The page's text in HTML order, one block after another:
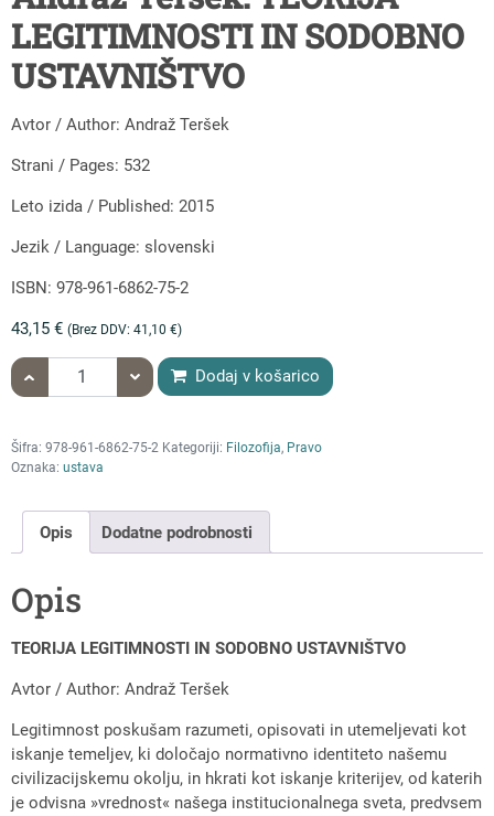
LEGITIMNOSTI IN SODOBNO
USTAVNIŠTVO
Avtor / Author: Andraž Teršek
Strani / Pages: 532
Leto izida / Published: 2015
Jezik / Language: slovenski
ISBN: 978-961-6862-75-2
43,15 € (Brez DDV: 41,10 €)
količina Andraž Teršek: TEORIJA LEGITIMNOSTI IN SODOBNO
Dodaj v košarico
Šifra: 978-961-6862-75-2 Kategoriji: Filozofija, Pravo
Oznaka: ustava
Opis Dodatne podrobnosti
Opis
TEORIJA LEGITIMNOSTI IN SODOBNO USTAVNIŠTVO
Avtor / Author: Andraž Teršek
Legitimnost poskušam razumeti, opisovati in utemeljevati kot
iskanje temeljev, ki določajo normativno identiteto našemu
civilizacijskemu okolju, in hkrati kot iskanje kriterijev, od katerih
je odvisna »vrednost« našega institucionalnega sveta, predvsem